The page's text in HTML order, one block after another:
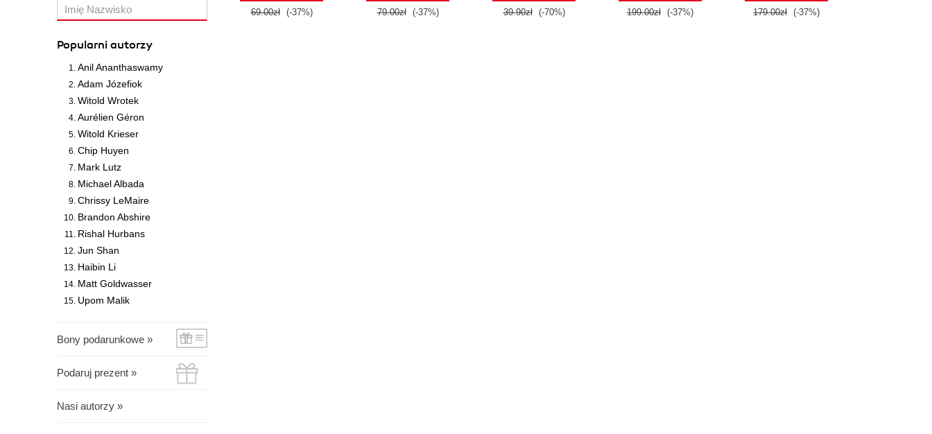
Popularni autorzy
Anil Ananthaswamy
Adam Józefiok
Witold Wrotek
Aurélien Géron
Witold Krieser
Chip Huyen
Mark Lutz
Michael Albada
Chrissy LeMaire
Brandon Abshire
Rishal Hurbans
Jun Shan
Haibin Li
Matt Goldwasser
Upom Malik
Bony podarunkowe »
Podaruj prezent »
Nasi autorzy »
69.00zł (-37%) 79.00zł (-37%) 39.90zł (-70%) 199.00zł (-37%) 179.00zł (-37%)